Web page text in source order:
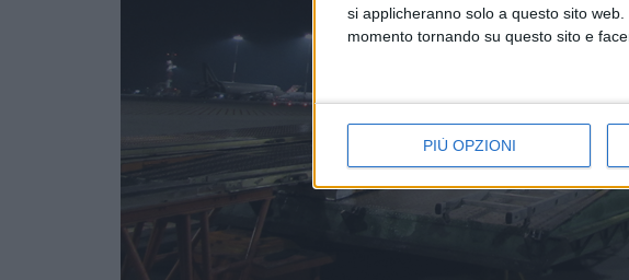
si applicheranno solo a questo sito
momento tornando su questo sito e
PIÙ OPZIONI